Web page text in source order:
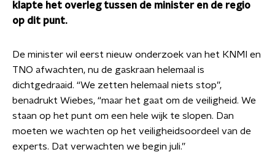
klapte het overleg tussen de minister en de regio
op dit punt.
De minister wil eerst nieuw onderzoek van het KNMI en
TNO afwachten, nu de gaskraan helemaal is
dichtgedraaid. “We zetten helemaal niets stop”,
benadrukt Wiebes, “maar het gaat om de veiligheid. We
staan op het punt om een hele wijk te slopen. Dan
moeten we wachten op het veiligheidsoordeel van de
experts. Dat verwachten we begin juli.”